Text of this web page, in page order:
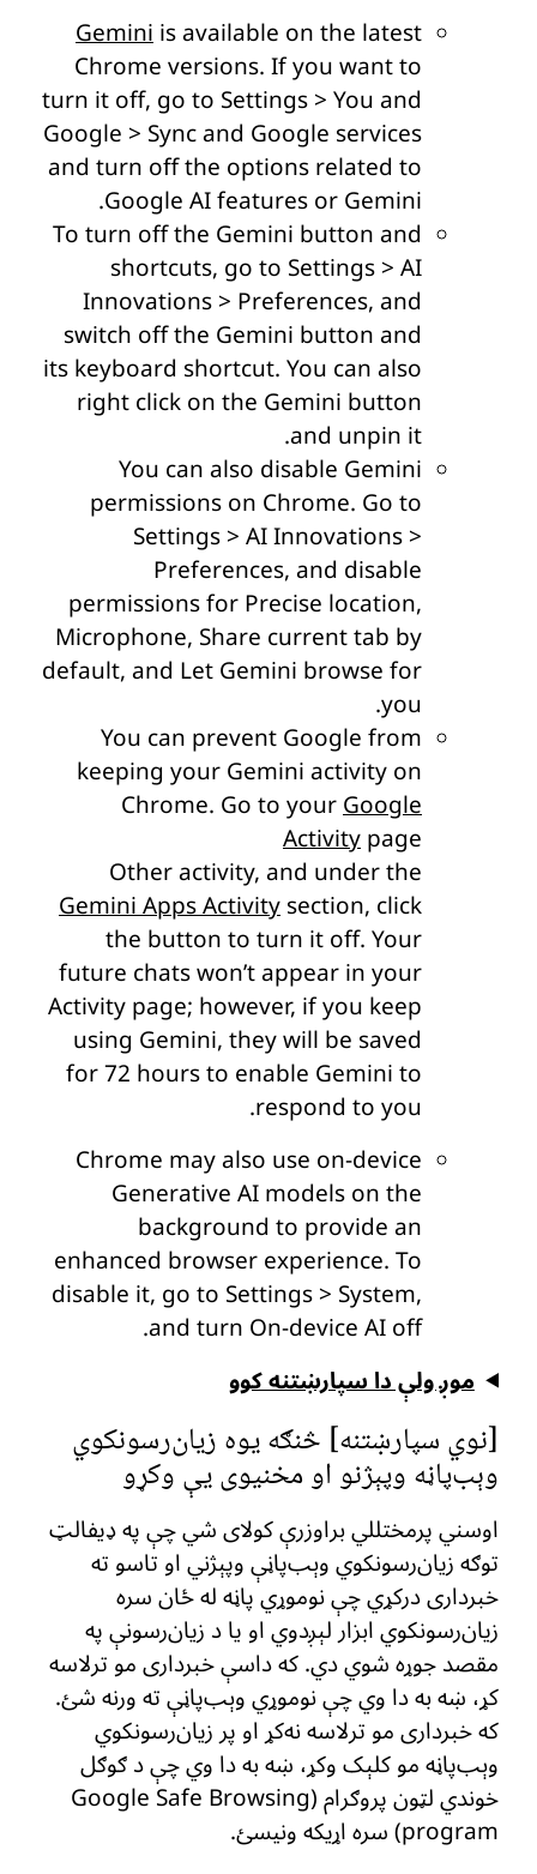
Gemini is available on the latest
Chrome versions. If you want to
turn it off, go to Settings > You and
Google > Sync and Google services
and turn off the options related to
Google AI features or Gemini.
To turn off the Gemini button and
shortcuts, go to Settings > AI
Innovations > Preferences, and
switch off the Gemini button and
its keyboard shortcut. You can also
right click on the Gemini button
and unpin it.
You can also disable Gemini
permissions on Chrome. Go to
Settings > AI Innovations >
Preferences, and disable
permissions for Precise location,
Microphone, Share current tab by
default, and Let Gemini browse for
you.
You can prevent Google from
keeping your Gemini activity on
Chrome. Go to your Google
Activity page
Other activity, and under the
Gemini Apps Activity section, click
the button to turn it off. Your
future chats won’t appear in your
Activity page; however, if you keep
using Gemini, they will be saved
for 72 hours to enable Gemini to
respond to you.
Chrome may also use on-device
Generative AI models on the
background to provide an
enhanced browser experience. To
disable it, go to Settings > System,
and turn On-device AI off.
موږ ولې دا سپارښتنه کوو
[نوي سپارښتنه] څنګه یوه زیان‌رسونکوي
وېب‌پاڼه وپېژنو او مخنیوی یې وکړو
اوسني پرمختللي براوزرې کولای شي چې په ډیفالټ
توګه زیان‌رسونکوي وېب‌پاڼې وپېژني او تاسو ته
خبرداری درکړي چې نوموړي پاڼه له ځان سره
زیان‌رسونکوي ابزار لېږدوي او یا د زیان‌رسونې په
مقصد جوړه شوي دي. که داسې خبرداری مو ترلاسه
کړ، ښه به دا وي چې نوموړي وېب‌پاڼې ته ورنه شئ.
که خبرداری مو ترلاسه نه‌کړ او پر زیان‌رسونکوي
وېب‌پاڼه مو کلېک وکړ، ښه به دا وي چې د ګوګل
خوندي لټون پروګرام (Google Safe Browsing
program) سره اړیکه ونیسئ.